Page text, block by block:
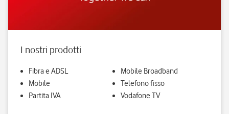
I nostri prodotti
Fibra e ADSL
Mobile
Partita IVA
Mobile Broadband
Telefono fisso
Vodafone TV